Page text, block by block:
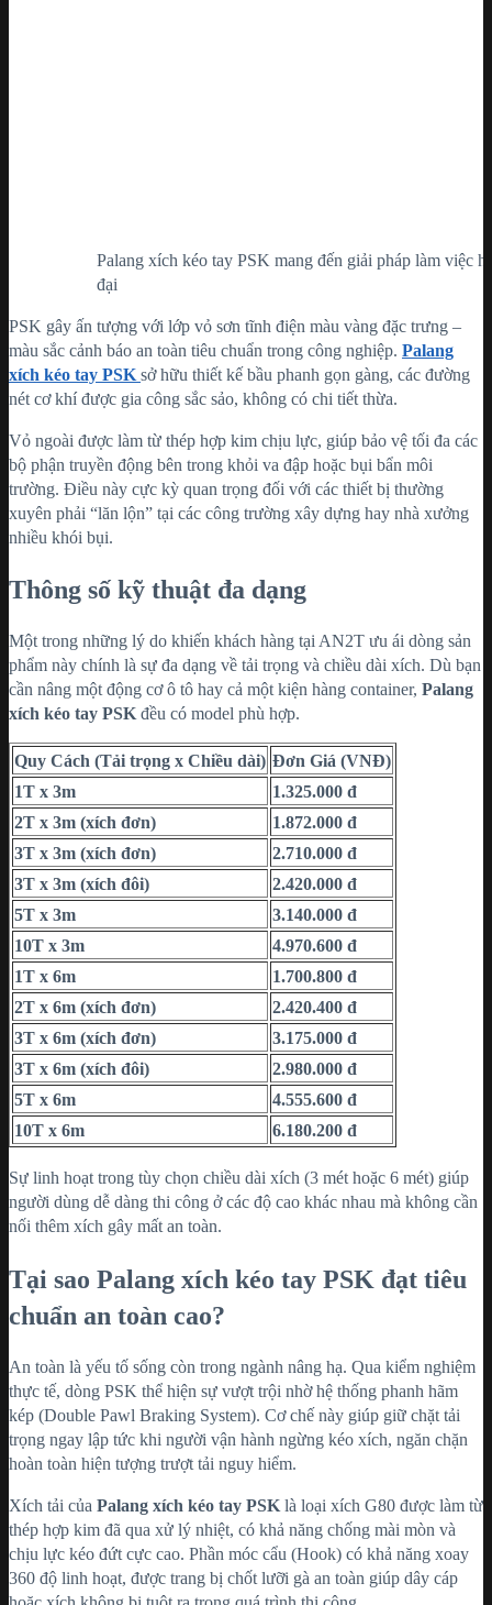
Palang xích kéo tay PSK mang đến giải pháp làm việc
đại
PSK gây ấn tượng với lớp vỏ sơn tĩnh điện màu vàng đặc trưng –
màu sắc cảnh báo an toàn tiêu chuẩn trong công nghiệp. Palang
xích kéo tay PSK sở hữu thiết kế bầu phanh gọn gàng, các đường
nét cơ khí được gia công sắc sảo, không có chi tiết thừa.
Vỏ ngoài được làm từ thép hợp kim chịu lực, giúp bảo vệ tối đa các
bộ phận truyền động bên trong khỏi va đập hoặc bụi bẩn môi
trường. Điều này cực kỳ quan trọng đối với các thiết bị thường
xuyên phải “lăn lộn” tại các công trường xây dựng hay nhà xưởng
nhiều khói bụi.
Thông số kỹ thuật đa dạng
Một trong những lý do khiến khách hàng tại AN2T ưu ái dòng sản
phẩm này chính là sự đa dạng về tải trọng và chiều dài xích. Dù bạn
cần nâng một động cơ ô tô hay cả một kiện hàng container, Palang
xích kéo tay PSK đều có model phù hợp.
Quy Cách (Tải trọng x Chiều dài) Đơn Giá (VNĐ)
1T x 3m
1.325.000 đ
2T x 3m (xích đơn)
1.872.000 đ
3T x 3m (xích đơn)
2.710.000 đ
3T x 3m (xích đôi)
2.420.000 đ
5T x 3m
3.140.000 đ
10T x 3m
4.970.600 đ
1T x 6m
1.700.800 đ
2T x 6m (xích đơn)
2.420.400 đ
3T x 6m (xích đơn)
3.175.000 đ
3T x 6m (xích đôi)
2.980.000 đ
5T x 6m
4.555.600 đ
10T x 6m
6.180.200 đ
Sự linh hoạt trong tùy chọn chiều dài xích (3 mét hoặc 6 mét) giúp
người dùng dễ dàng thi công ở các độ cao khác nhau mà không cần
nối thêm xích gây mất an toàn.
Tại sao Palang xích kéo tay PSK đạt tiêu
chuẩn an toàn cao?
An toàn là yếu tố sống còn trong ngành nâng hạ. Qua kiểm nghiệm
thực tế, dòng PSK thể hiện sự vượt trội nhờ hệ thống phanh hãm
kép (Double Pawl Braking System). Cơ chế này giúp giữ chặt tải
trọng ngay lập tức khi người vận hành ngừng kéo xích, ngăn chặn
hoàn toàn hiện tượng trượt tải nguy hiểm.
Xích tải của Palang xích kéo tay PSK là loại xích G80 được làm từ
thép hợp kim đã qua xử lý nhiệt, có khả năng chống mài mòn và
chịu lực kéo đứt cực cao. Phần móc cẩu (Hook) có khả năng xoay
360 độ linh hoạt, được trang bị chốt lưỡi gà an toàn giúp dây cáp